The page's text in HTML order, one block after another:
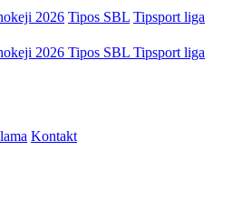
2026 Tipos SBL Tipsport liga
2026 Tipos SBL Tipsport liga
Kontakt